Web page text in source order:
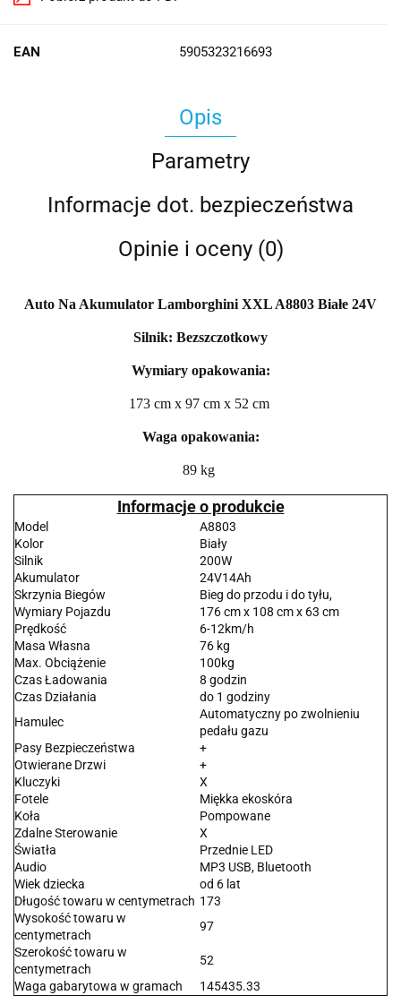
EAN 5905323216693
Opis
Parametry
Informacje dot. bezpieczeństwa
Opinie i oceny (0)
Auto Na Akumulator Lamborghini XXL A8803 Białe 24V
Silnik: Bezszczotkowy
Wymiary opakowania:
173 cm x 97 cm x 52 cm
Waga opakowania:
89 kg
Informacje o produkcie
Model
A8803
Kolor
Biały
Silnik
200W
Akumulator
24V14Ah
Skrzynia Biegów
Bieg do przodu i do tyłu,
Wymiary Pojazdu
176 cm x 108 cm x 63 cm
Prędkość
6-12km/h
Masa Własna
76 kg
Max. Obciążenie
100kg
Czas Ładowania
8 godzin
Czas Działania
do 1 godziny
Hamulec
Automatyczny po zwolnieniu
pedału gazu
Pasy Bezpieczeństwa
+
Otwierane Drzwi
+
Kluczyki
X
Fotele
Miękka ekoskóra
Koła
Pompowane
Zdalne Sterowanie
X
Światła
Przednie LED
Audio
MP3 USB, Bluetooth
Wiek dziecka
od 6 lat
Długość towaru w centymetrach 173
Wysokość towaru w
centymetrach
97
Szerokość towaru w
centymetrach
52
Waga gabarytowa w gramach
145435.33